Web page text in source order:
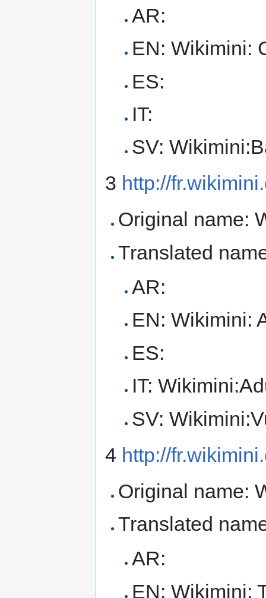
AR:
EN: Wikimini:
ES:
IT:
SV:
3 http://
Original name:
Translated
AR:
EN: Wikimini:
ES:
IT:
SV:
4 http://
Original name:
Translated
AR:
EN: Wikimini: